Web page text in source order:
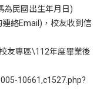
為民國出生年月日)
絡Email)，校友收到信
友專區\112年度畢業後
10661,c1527.php?